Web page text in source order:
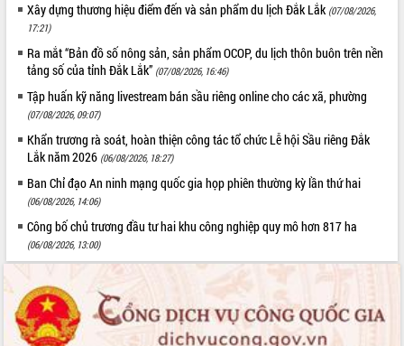
Xây dựng thương hiệu điểm đến và sản phẩm du lịch Đắk Lắk (07/08/2026,
17:21)
Ra mắt “Bản đồ số nông sản, sản phẩm OCOP, du lịch thôn buôn trên nền
tảng số của tỉnh Đắk Lắk” (07/08/2026, 16:46)
Tập huấn kỹ năng livestream bán sầu riêng online cho các xã, phường
(07/08/2026, 09:07)
Khẩn trương rà soát, hoàn thiện công tác tổ chức Lễ hội Sầu riêng Đắk
Lắk năm 2026 (06/08/2026, 18:27)
Ban Chỉ đạo An ninh mạng quốc gia họp phiên thường kỳ lần thứ hai
(06/08/2026, 14:06)
Công bố chủ trương đầu tư hai khu công nghiệp quy mô hơn 817 ha
(06/08/2026, 13:00)